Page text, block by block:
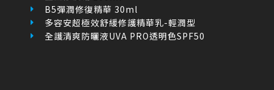
B5彈潤修復精華 30ml
多容安超極效舒緩修護精華乳-輕潤型
全護清爽防曬液UVA PRO透明色SPF50